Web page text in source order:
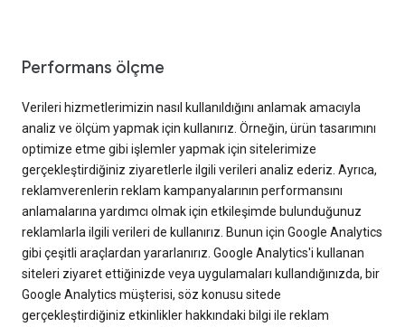
Performans ölçme
Verileri hizmetlerimizin nasıl kullanıldığını anlamak amacıyla
analiz ve ölçüm yapmak için kullanırız. Örneğin, ürün tasarımını
optimize etme gibi işlemler yapmak için sitelerimize
gerçekleştirdiğiniz ziyaretlerle ilgili verileri analiz ederiz. Ayrıca,
reklamverenlerin reklam kampanyalarının performansını
anlamalarına yardımcı olmak için etkileşimde bulunduğunuz
reklamlarla ilgili verileri de kullanırız. Bunun için Google Analytics
gibi çeşitli araçlardan yararlanırız. Google Analytics'i kullanan
siteleri ziyaret ettiğinizde veya uygulamaları kullandığınızda, bir
Google Analytics müşterisi, söz konusu sitede
gerçekleştirdiğiniz etkinlikler hakkındaki bilgi ile reklam